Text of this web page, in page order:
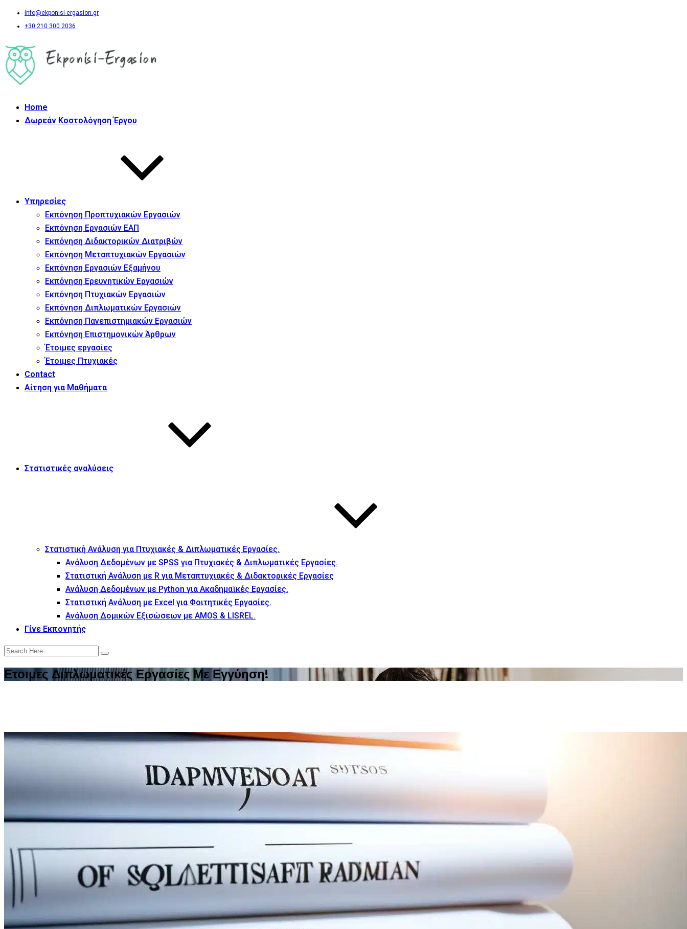
info@ekponisi-ergasion.gr
+30 210 300 2036
Home
Δωρεάν Κοστολόγηση Έργου
Υπηρεσίες
Εκπόνηση Προπτυχιακών Εργασιών
Εκπόνηση Εργασιών ΕΑΠ
Εκπόνηση Διδακτορικών Διατριβών
Εκπόνηση Μεταπτυχιακών Εργασιών
Εκπόνηση Εργασιών Εξαμήνου
Εκπόνηση Ερευνητικών Εργασιών
Εκπόνηση Πτυχιακών Εργασιών
Εκπόνηση Διπλωματικών Εργασιών
Εκπόνηση Πανεπιστημιακών Εργασιών
Εκπόνηση Επιστημονικών Άρθρων
Έτοιμες εργασίες
Έτοιμες Πτυχιακές
Contact
Αίτηση για Μαθήματα
Στατιστικές αναλύσεις
Στατιστική Ανάλυση για Πτυχιακές & Διπλωματικές Εργασίες.
Ανάλυση Δεδομένων με SPSS για Πτυχιακές & Διπλωματικές Εργασίες.
Στατιστική Ανάλυση με R για Μεταπτυχιακές & Διδακτορικές Εργασίες
Ανάλυση Δεδομένων με Python για Ακαδημαϊκές Εργασίες.
Στατιστική Ανάλυση με Excel για Φοιτητικές Εργασίες.
Ανάλυση Δομικών Εξισώσεων με AMOS & LISREL.
Γίνε Εκπονητής
Ετοιμες Διπλωματικές Εργασίες Με Εγγύηση!